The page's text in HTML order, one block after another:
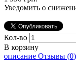
Уведомить о
Кол-во
В корзину
описание Отзывы (0)